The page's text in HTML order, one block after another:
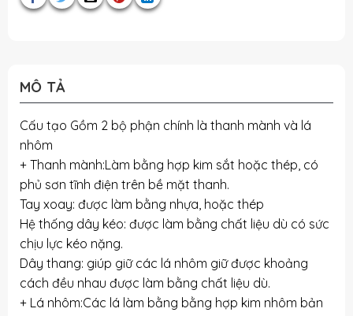
MÔ TẢ
Cấu tạo Gồm 2 bộ phận chính là thanh mành và lá
nhôm
+ Thanh mành:Làm bằng hợp kim sắt hoặc thép, có
phủ sơn tĩnh điện trên bề mặt thanh.
Tay xoay: được làm bằng nhựa, hoặc thép
Hệ thống dây kéo: được làm bằng chất liệu dù có sức
chịu lực kéo nặng.
Dây thang: giúp giữ các lá nhôm giữ được khoảng
cách đều nhau được làm bằng chất liệu dù.
+ Lá nhôm:Các lá làm bằng bằng hợp kim nhôm bản